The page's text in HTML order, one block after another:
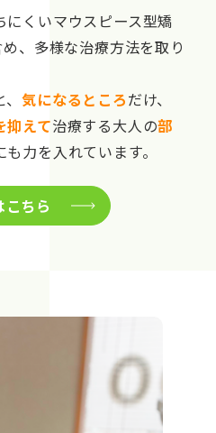
くいマウスピース型矯
、多様な治療方法を取り
、気になるところだけ、
抑えて治療する大人の部
も力を入れています。
ちら